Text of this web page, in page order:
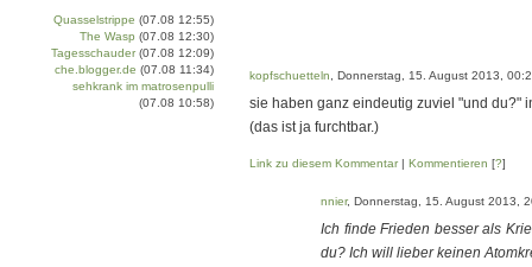
kopfschuetteln , Donnerstag, 15. August 2013,
sie haben ganz eindeutig zuviel "und du?"
(das ist ja furchtbar.)
Link zu diesem Kommentar| Kommentieren [?]
nnier, Donnerstag, 15. August 2013,
Ich finde Frieden besser als
du? Ich will lieber keinen
Quasselstrippe (07.08 12:55)
The Wasp (07.08 12:30)
Tagesschauder (07.08 12:09)
che.blogger.de (07.08 11:34)
sehkrank im matrosenpulli
(07.08 10:58)